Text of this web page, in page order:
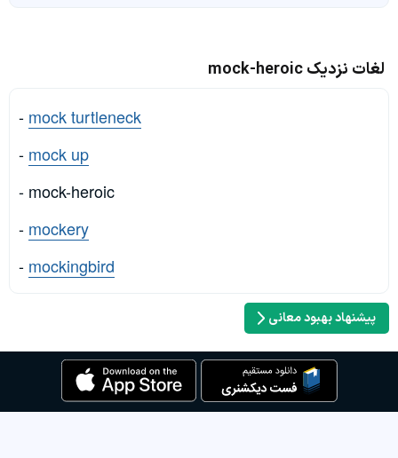
لغات نزدیک mock-heroic
- mock turtleneck
- mock up
- mock-heroic
- mockery
- mockingbird
پیشنهاد بهبود معانی